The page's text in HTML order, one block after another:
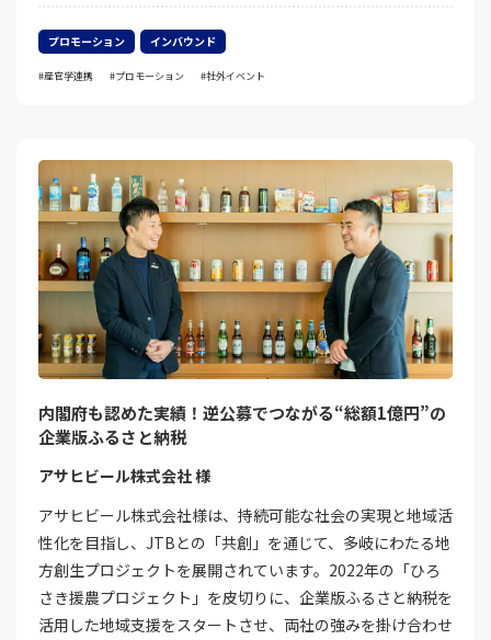
プロモーション インバウンド
産官学連携 プロモーション 社外イベント
内閣府も認めた実績！逆公募でつながる“総額1億円”の
企業版ふるさと納税
アサヒビール株式会社 様
アサヒビール株式会社様は、持続可能な社会の実現と地域活
性化を目指し、JTBとの「共創」を通じて、多岐にわたる地
方創生プロジェクトを展開されています。2022年の「ひろ
さき援農プロジェクト」を皮切りに、企業版ふるさと納税を
活用した地域支援をスタートさせ、両社の強みを掛け合わせ